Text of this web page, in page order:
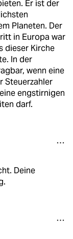
Er ist der
Planeten. Der
in Europa war
dieser Kirche
In der
wenn eine
Steuerzahler
engstirnigen
darf.
Deine